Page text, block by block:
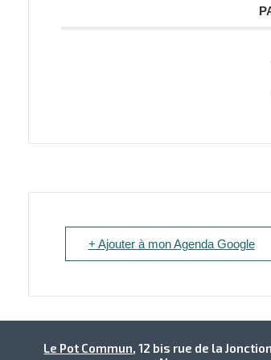
+ Ajouter à mon Agenda Google
Le Pot Commun, 12 bis rue de la